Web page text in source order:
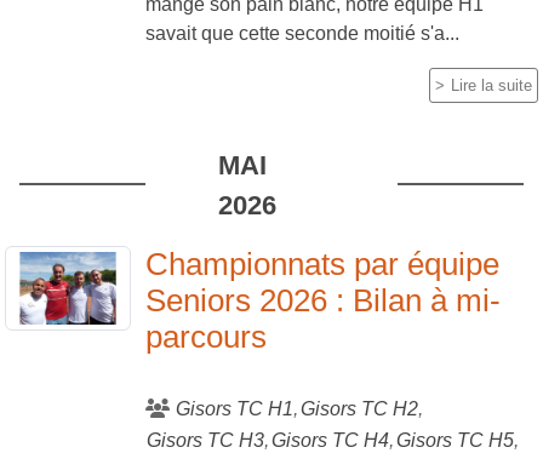
mangé son pain blanc, notre équipe H1
savait que cette seconde moitié s'a...
Lire la suite
MAI
2026
Championnats par équipe
Seniors 2026 : Bilan à mi-
parcours
Gisors TC H1 Gisors TC H2
Gisors TC H3 Gisors TC H4 Gisors TC H5